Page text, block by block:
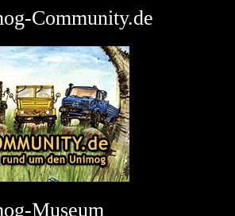
Community.de
Museum